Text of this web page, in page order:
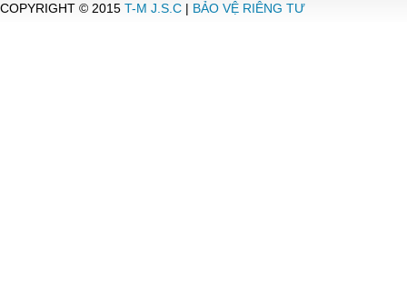
COPYRIGHT © 2015 T-M J.S.C | BẢO VỆ RIÊNG TƯ